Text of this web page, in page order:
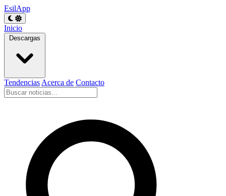
EsilApp
Inicio
Descargas
Tendencias Acerca de Contacto